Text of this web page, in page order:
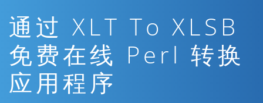
通过 XLT To XLSB
免费在线 Perl 转换
应用程序